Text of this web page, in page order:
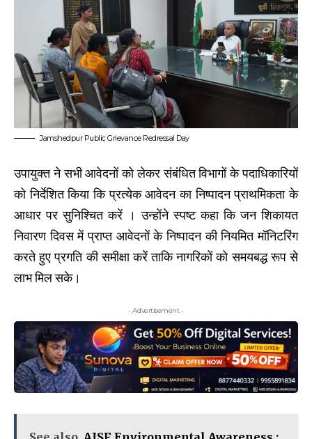
Jamshedpur Public Grievance Redressal Day
उपायुक्त ने सभी आवेदनों को लेकर संबंधित विभागों के पदाधिकारियों
को निर्देशित किया कि प्रत्येक आवेदन का निष्पादन प्राथमिकता के
आधार पर सुनिश्चित करें । उन्होंने स्पष्ट कहा कि जन शिकायत
निवारण दिवस में प्राप्त आवेदनों के निष्पादन की नियमित मॉनिटरिंग
करते हुए प्रगति की समीक्षा करें ताकि नागरिकों को समयबद्ध रूप से
लाभ मिल सके।
- Advertisement -